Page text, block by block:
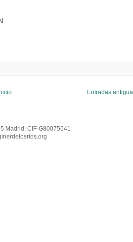
Entradas
Madrid. CIF-G80075641